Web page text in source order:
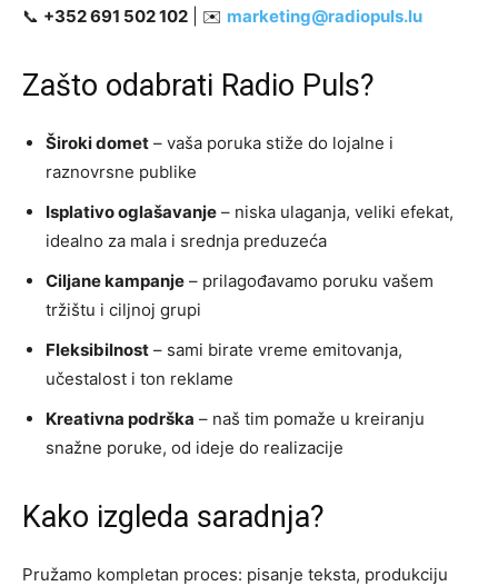
📞 +352 691 502 102 | ✉️ marketing@radiopuls.lu
Zašto odabrati Radio Puls?
Široki domet – vaša poruka stiže do lojalne i
raznovrsne publike
Isplativo oglašavanje – niska ulaganja, veliki efekat,
idealno za mala i srednja preduzeća
Ciljane kampanje – prilagođavamo poruku vašem
tržištu i ciljnoj grupi
Fleksibilnost – sami birate vreme emitovanja,
učestalost i ton reklame
Kreativna podrška – naš tim pomaže u kreiranju
snažne poruke, od ideje do realizacije
Kako izgleda saradnja?
Pružamo kompletan proces: pisanje teksta, produkciju